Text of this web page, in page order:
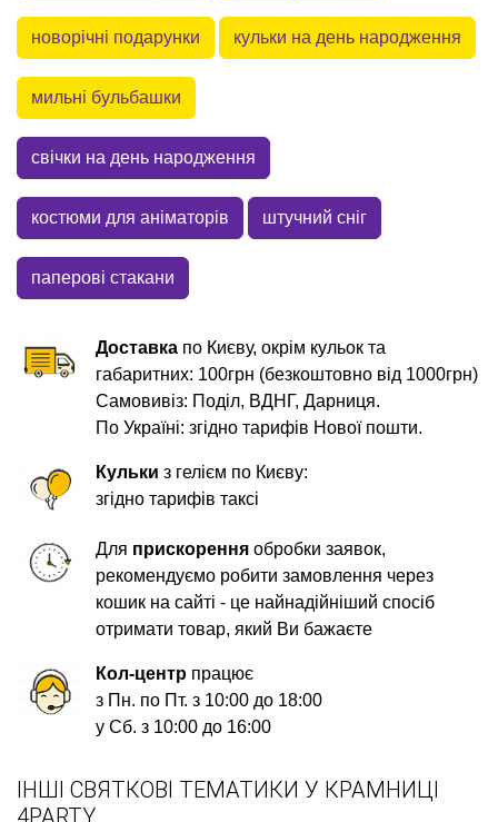
новорічні подарунки кульки на день народження
мильні бульбашки
свічки на день народження
костюми для аніматорів штучний сніг
паперові стакани
Доставка по Києву, окрім кульок та
габаритних: 100грн (безкоштовно від 1000грн)
Самовивіз: Поділ, ВДНГ, Дарниця.
По Україні: згідно тарифів Нової пошти.
Кульки з гелієм по Києву:
згідно тарифів таксі
Для прискорення обробки заявок,
рекомендуємо робити замовлення через
кошик на сайті - це найнадійніший спосіб
отримати товар, який Ви бажаєте
Кол-центр працює
з Пн. по Пт. з 10:00 до 18:00
у Сб. з 10:00 до 16:00
ІНШІ СВЯТКОВІ ТЕМАТИКИ У КРАМНИЦІ
4PARTY